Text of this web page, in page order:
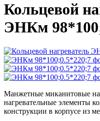
Кольцевой
ЭНКм
Манжетные миканитовые
нагревательные элементы
конструкции в корпусе из